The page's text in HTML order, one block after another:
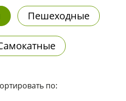
Пешеходные
по: